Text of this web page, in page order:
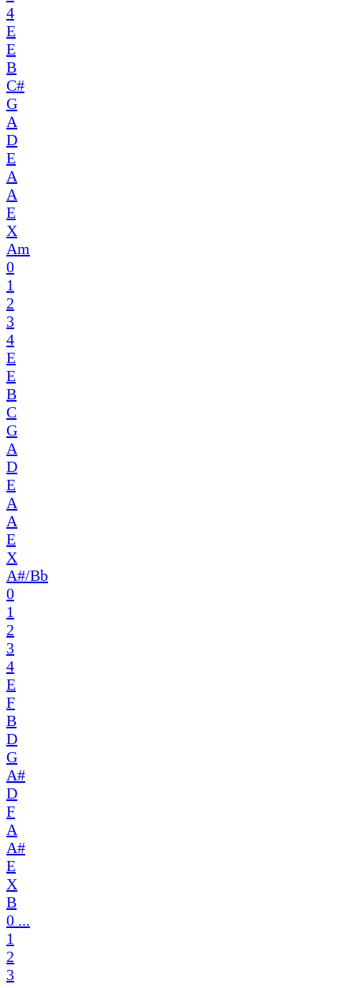
4
E
E
B
C#
G
A
D
E
A
A
E
X
Am
0
1
2
3
4
E
E
B
C
G
A
D
E
A
A
E
X
A#/Bb
0
1
2
3
4
E
F
B
D
G
A#
D
F
A
A#
E
X
B
0 ...
1
2
3